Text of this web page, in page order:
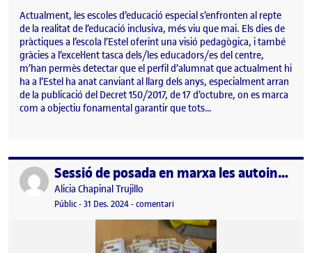
Actualment, les escoles d’educació especial s’enfronten al repte
de la realitat de l’educació inclusiva, més viu que mai. Els dies de
pràctiques a l’escola l’Estel oferint una visió pedagògica, i també
gràcies a l’excel·lent tasca dels/les educadors/es del centre,
m’han permès detectar que el perfil d’alumnat que actualment hi
ha a l’Estel ha anat canviant al llarg dels anys, especialment arran
de la publicació del Decret 150/2017, de 17 d’octubre, on es marca
com a objectiu fonamental garantir que tots…
Publicat per Sessió de posada en marxa les autoinstruccions a les aules.
Publicat per
Alicia Chapinal Trujillo
Visibilitat:
Públic-Data de publicació
31 Des. 202414 gener, 2025 9:43 pm
-comentariel Sessió de posada en marxa les